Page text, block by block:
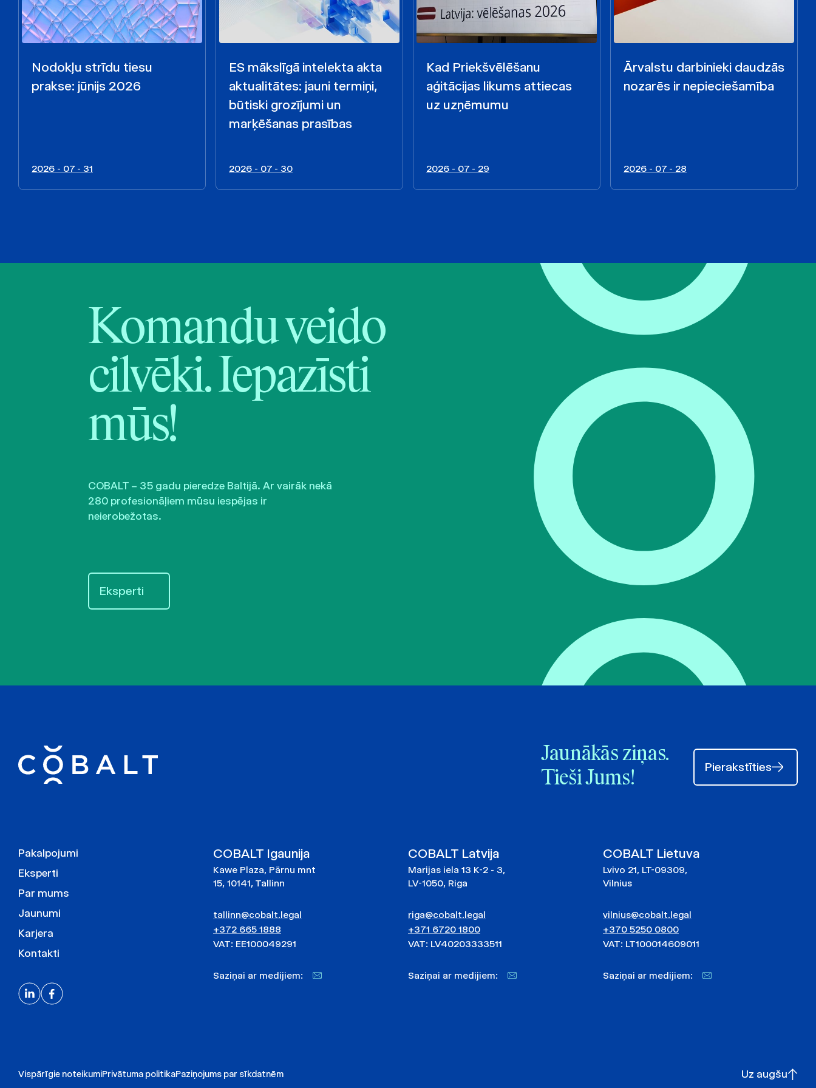
Nodokļu strīdu tiesu
prakse: jūnijs 2026
2026 - 07 - 31
ES mākslīgā intelekta akta
aktualitātes: jauni termiņi,
būtiski grozījumi un
marķēšanas prasības
2026 - 07 - 30
Kad Priekšvēlēšanu
aģitācijas likums attiecas
uz uzņēmumu
2026 - 07 - 29
Ārvalstu darbinieki daudzās
nozarēs ir nepieciešamība
2026 - 07 - 28
Komandu veido
cilvēki. Iepazīsti
mūs!
COBALT – 35 gadu pieredze Baltijā. Ar vairāk nekā
280 profesionāļiem mūsu iespējas ir
neierobežotas.
Eksperti
Jaunākās ziņas.
Tieši Jums!
Pierakstīties
Pakalpojumi
Eksperti
Par mums
Jaunumi
Karjera
Kontakti
COBALT Igaunija
Kawe Plaza, Pärnu mnt
15, 10141, Tallinn
tallinn@cobalt.legal
+372 665 1888
VAT: EE100049291
Saziņai ar medijiem:
COBALT Latvija
Marijas iela 13 K-2 - 3,
LV-1050, Riga
riga@cobalt.legal
+371 6720 1800
VAT: LV40203333511
Saziņai ar medijiem:
COBALT Lietuva
Lvivo 21, LT-09309,
Vilnius
vilnius@cobalt.legal
+370 5250 0800
VAT: LT100014609011
Saziņai ar medijiem:
Vispārīgie noteikumiPrivātuma politikaPaziņojums par sīkdatnēm Uz augšu